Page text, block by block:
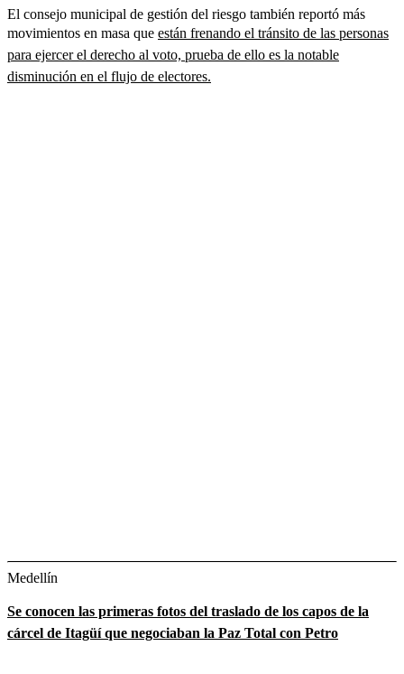
El consejo municipal de gestión del riesgo también reportó más
movimientos en masa que están frenando el tránsito de las personas
para ejercer el derecho al voto, prueba de ello es la notable
disminución en el flujo de electores.
Medellín
Se conocen las primeras fotos del traslado de los capos de la
cárcel de Itagüí que negociaban la Paz Total con Petro